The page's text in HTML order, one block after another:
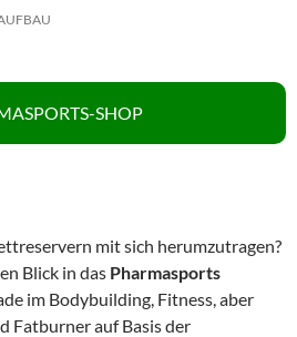
SHOP
mit sich herumzutragen?
Blick in das Pharmasports
im Bodybuilding, Fitness, aber
Fatburner auf Basis der